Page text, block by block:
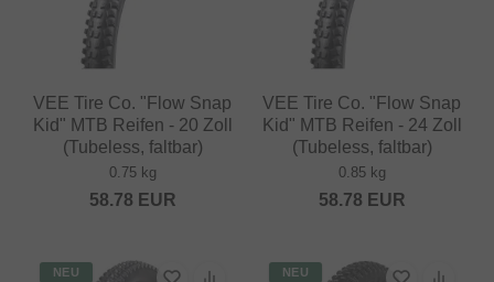
VEE Tire Co. "Flow Snap
Kid" MTB Reifen - 20 Zoll
(Tubeless, faltbar)
0.75 kg
58.78 EUR
VEE Tire Co. "Flow Snap
Kid" MTB Reifen - 24 Zoll
(Tubeless, faltbar)
0.85 kg
58.78 EUR
NEU NEU